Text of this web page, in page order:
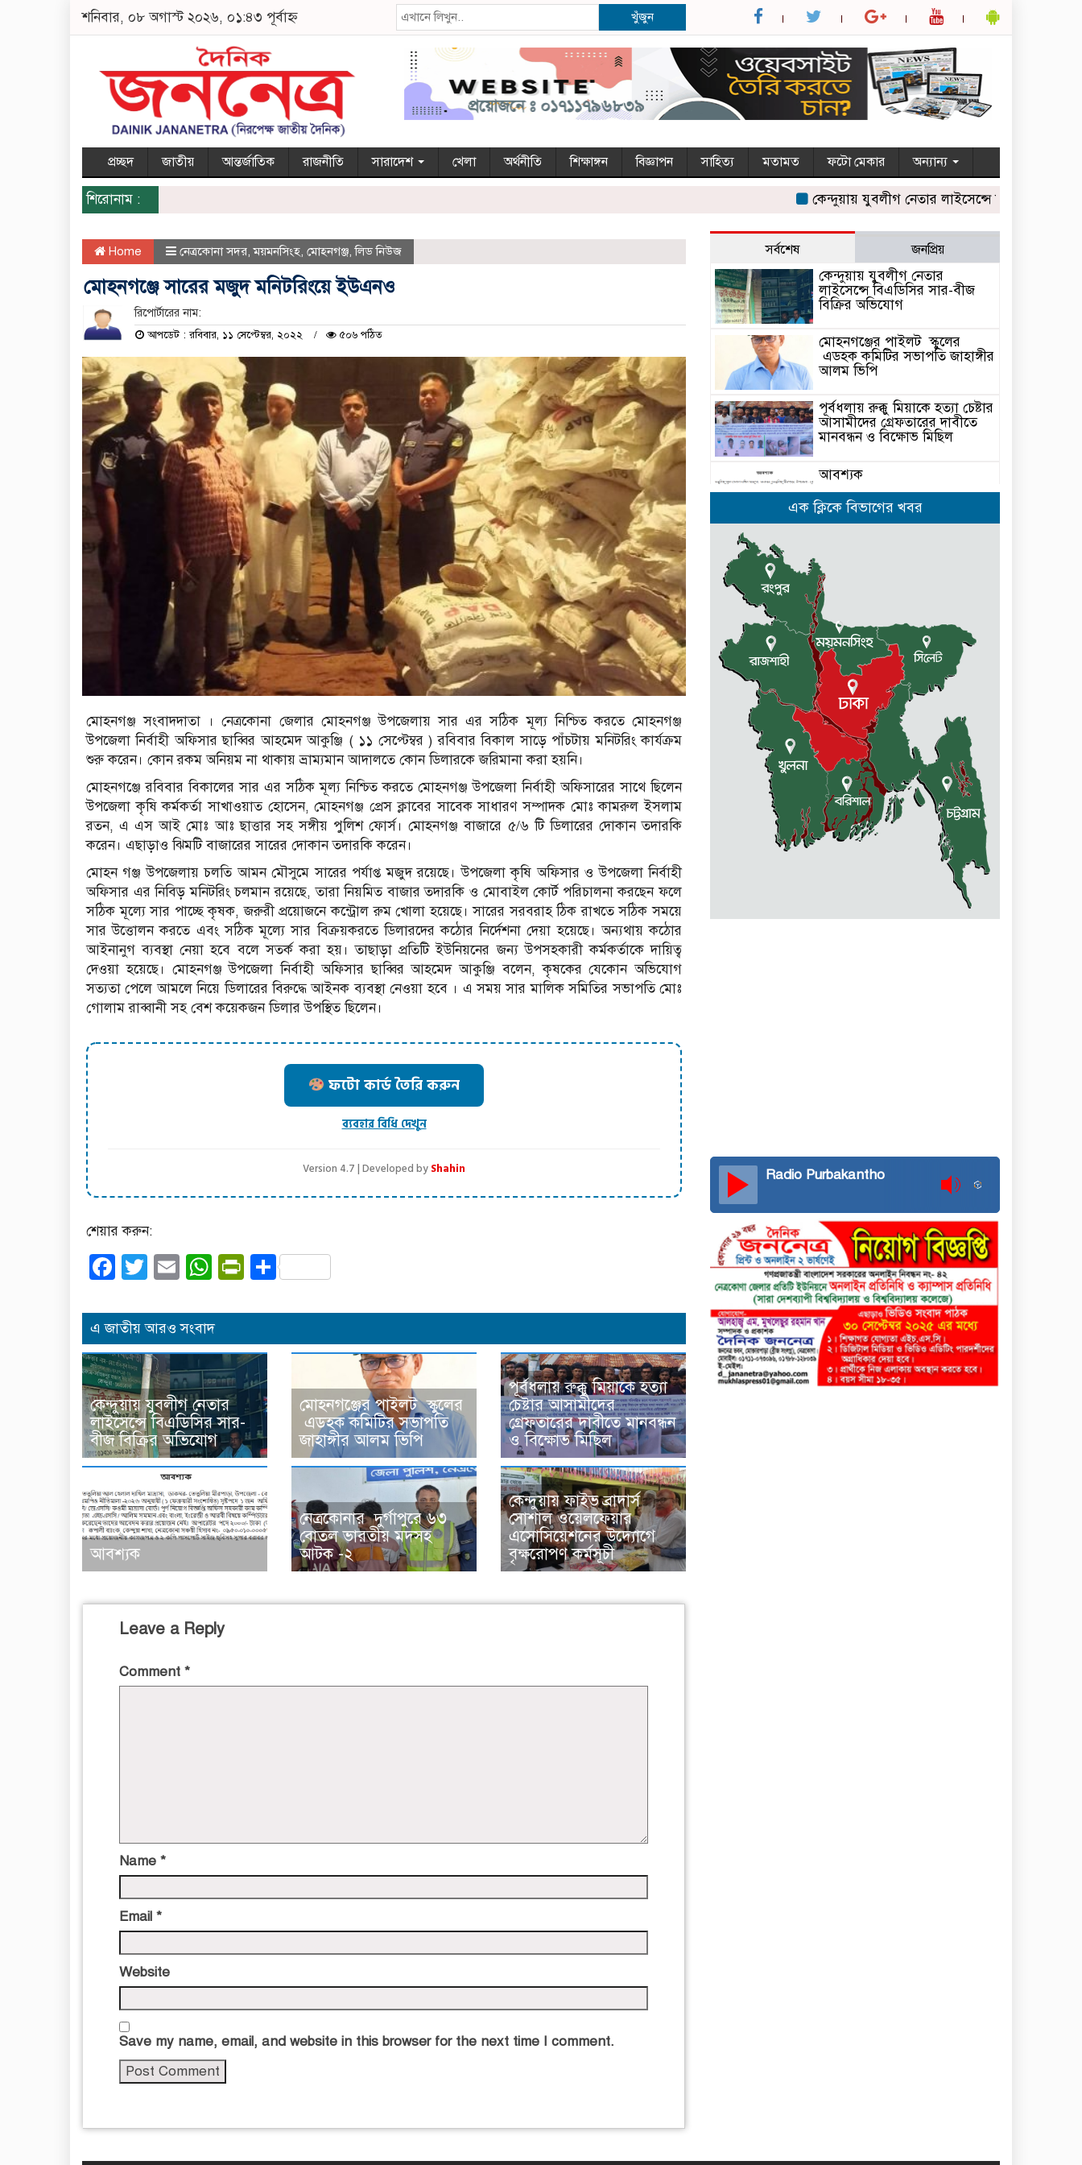
শনিবার, ০৮ অগাস্ট ২০২৬, ০১:৪৩ পূর্বাহ্ন খুঁজুন
প্রচ্ছদ জাতীয় আন্তর্জাতিক রাজনীতি সারাদেশ খেলা অর্থনীতি শিক্ষাঙ্গন বিজ্ঞাপন সাহিত্য মতামত ফটো মেকার অন্যান্য
শিরোনাম : কেন্দুয়ায় যুবলীগ নেতার লাইসেন্সে বিএডিসির সার-বীজ
Home নেত্রকোনা সদর ,ময়মনসিংহ মোহনগঞ্জ ,লিড নিউজ
মোহনগঞ্জে সারের মজুদ মনিটরিংয়ে ইউএনও
রিপোর্টারের নাম:
আপডেট : রবিবার, ১১ সেপ্টেম্বর, ২০২২ ৫০৬ পঠিত
মোহনগঞ্জ সংবাদদাতা । নেত্রকোনা জেলার মোহনগঞ্জ উপজেলায় সার এর সঠিক মূল্য নিশ্চিত করতে মোহনগঞ্জ
উপজেলা নির্বাহী অফিসার ছাব্বির আহমেদ আকুঞ্জি ( ১১ সেপ্টেম্বর ) রবিবার বিকাল সাড়ে পাঁচটায় মনিটরিং কার্যক্রম
শুরু করেন। কোন রকম অনিয়ম না থাকায় ভ্রাম্যমান আদালতে কোন ডিলারকে জরিমানা করা হয়নি।
মোহনগঞ্জে রবিবার বিকালের সার এর সঠিক মূল্য নিশ্চিত করতে মোহনগঞ্জ উপজেলা নির্বাহী অফিসারের সাথে ছিলেন
উপজেলা কৃষি কর্মকর্তা সাখাওয়াত হোসেন, মোহনগঞ্জ প্রেস ক্লাবের সাবেক সাধারণ সম্পাদক মোঃ কামরুল ইসলাম
রতন, এ এস আই মোঃ আঃ ছাত্তার সহ সঙ্গীয় পুলিশ ফোর্স। মোহনগঞ্জ বাজারে ৫/৬ টি ডিলারের দোকান তদারকি
করেন। এছাড়াও ঝিমটি বাজারের সারের দোকান তদারকি করেন।
মোহন গঞ্জ উপজেলায় চলতি আমন মৌসুমে সারের পর্যাপ্ত মজুদ রয়েছে। উপজেলা কৃষি অফিসার ও উপজেলা নির্বাহী
অফিসার এর নিবিড় মনিটরিং চলমান রয়েছে, তারা নিয়মিত বাজার তদারকি ও মোবাইল কোর্ট পরিচালনা করছেন ফলে
সঠিক মূল্যে সার পাচ্ছে কৃষক, জরুরী প্রয়োজনে কন্ট্রোল রুম খোলা হয়েছে। সারের সরবরাহ ঠিক রাখতে সঠিক সময়ে
সার উত্তোলন করতে এবং সঠিক মূল্যে সার বিক্রয়করতে ডিলারদের কঠোর নির্দেশনা দেয়া হয়েছে। অন্যথায় কঠোর
আইনানুগ ব্যবস্থা নেয়া হবে বলে সতর্ক করা হয়। তাছাড়া প্রতিটি ইউনিয়নের জন্য উপসহকারী কর্মকর্তাকে দায়িত্ব
দেওয়া হয়েছে। মোহনগঞ্জ উপজেলা নির্বাহী অফিসার ছাব্বির আহমেদ আকুঞ্জি বলেন, কৃষকের যেকোন অভিযোগ
সত্যতা পেলে আমলে নিয়ে ডিলারের বিরুদ্ধে আইনক ব্যবস্থা নেওয়া হবে । এ সময় সার মালিক সমিতির সভাপতি মোঃ
গোলাম রাব্বানী সহ বেশ কয়েকজন ডিলার উপস্থিত ছিলেন।
ফটো কার্ড তৈরি করুন
ব্যবহার বিধি দেখুন
Version 4.7 | Developed byShahin
শেয়ার করুন:
Facebook
Twitter
EmailWhatsApp
PrintFriendly
Share
এ জাতীয় আরও সংবাদ
কেন্দুয়ায় যুবলীগ নেতার
লাইসেন্সে বিএডিসির সার-
বীজ বিক্রির অভিযোগ
মোহনগঞ্জের পাইলট স্কুলের
এডহক কমিটির সভাপতি
জাহাঙ্গীর আলম ভিপি
পূর্বধলায় রুক্কু মিয়াকে হত্যা
চেষ্টার আসামীদের
গ্রেফতারের দাবীতে মানবন্ধন
ও বিক্ষোভ মিছিল
আবশ্যক
নেত্রকোনার দুর্গাপুরে ৬৩
বোতল ভারতীয় মদসহ
আটক -২
কেন্দুয়ায় ফাইভ ব্রাদার্স
সোশাল ওয়েলফেয়ার
এসোসিয়েশনের উদ্যোগে
বৃক্ষরোপণ কর্মসূচী
Leave a Reply
Comment *
Name *
Email *
Website
Save my name, email, and website in this browser for the next time I comment.
সর্বশেষ জনপ্রিয়
কেন্দুয়ায় যুবলীগ নেতার
লাইসেন্সে বিএডিসির সার-বীজ
বিক্রির অভিযোগ
মোহনগঞ্জের পাইলট স্কুলের
এডহক কমিটির সভাপতি জাহাঙ্গীর
আলম ভিপি
পূর্বধলায় রুক্কু মিয়াকে হত্যা চেষ্টার
আসামীদের গ্রেফতারের দাবীতে
মানবন্ধন ও বিক্ষোভ মিছিল
আবশ্যক
কেন্দুয়ায় ফাইভ ব্রাদার্স সোশাল
ওয়েলফেয়ার এসোসিয়েশনের
উদ্যোগে বৃক্ষরোপণ কর্মসূচী
মোহনগঞ্জ উপজেলা স্বাস্থ্য কম্প্লেক্স
কর্মকর্তা ডা. মোমেনুল এর অকাল
মৃত্যু
নেত্রকোণায় মেরিট কেয়ার
অর্গানাইজেশনের উদ্যোগে ফ্রি
মেডিক্যাল ক্যাম্প অনুষ্ঠিত
মোহনগঞ্জ স্বাস্থ্য কমপ্লেক্সের ১২ জন
ডাক্তারকে কৈফিয়ত তলব
বারহাট্টায় ৪৫টি ভারতীয় টায়ার
এক ক্লিকে বিভাগের খবর
Radio Purbakantho